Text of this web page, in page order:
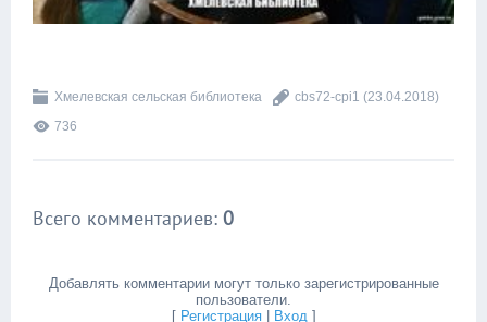
Хмелевcкая сельская библиотека cbs72-cpi1 (23.04.2018)
736
Всего комментариев: 0
Добавлять комментарии могут только зарегистрированные
пользователи.
[ Регистрация| Вход]